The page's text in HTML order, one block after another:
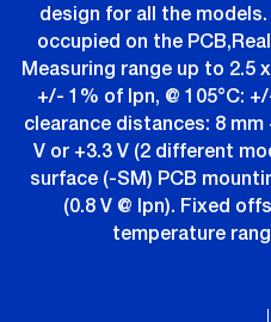
design for all the
occupied on the
Measuring range up to 2.5
+/- 1% of Ipn, @ 105°C:
clearance distances: 8 mm
V or +3.3 V (2 different
surface (-SM) PCB
(0.8 V @ Ipn). Fixed
temperature